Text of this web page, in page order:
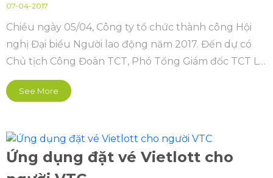
07-04-2017
Chiều ngày 05/04, Công ty tổ chức thành công Hội
nghị Đại biểu Người lao động năm 2017. Đến dự có
Chủ tịch Công Đoàn TCT, Phó Tổng Giám đốc TCT Lê
Kinh Lộc cùng sự hiện diện của Ban lãnh đạo VTC
Mobile cùng 76 Đại biểu đại diện cho Người lao động
See More
Ứng dụng đặt vé Vietlott cho